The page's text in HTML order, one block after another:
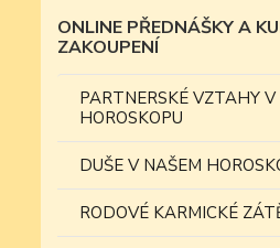
ONLINE PŘEDNÁŠKY A
ZAKOUPENÍ
PARTNERSKÉ VZTAHY V
HOROSKOPU
DUŠE V NAŠEM
RODOVÉ KARMICKÉ